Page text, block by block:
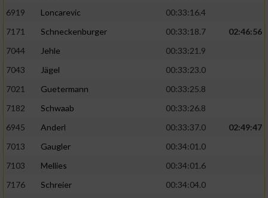
6919
Loncarevic
00:33:16.4
7171
Schneckenburger 00:33:18.7
02:46:56
7044
Jehle
00:33:21.9
7043
Jägel
00:33:23.0
7021
Guetermann
00:33:25.8
7182
Schwaab
00:33:26.8
6945
Anderl 00:33:37.0
02:49:47
7013
Gaugler
00:34:01.0
7103
Mellies
00:34:01.6
7176
Schreier
00:34:04.0